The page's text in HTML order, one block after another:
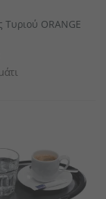
Τυριού ORANGE